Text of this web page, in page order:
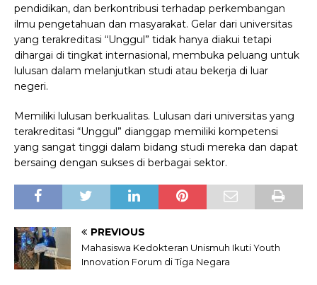
pendidikan, dan berkontribusi terhadap perkembangan
ilmu pengetahuan dan masyarakat. Gelar dari universitas
yang terakreditasi “Unggul” tidak hanya diakui tetapi
dihargai di tingkat internasional, membuka peluang untuk
lulusan dalam melanjutkan studi atau bekerja di luar
negeri.
Memiliki lulusan berkualitas. Lulusan dari universitas yang
terakreditasi “Unggul” dianggap memiliki kompetensi
yang sangat tinggi dalam bidang studi mereka dan dapat
bersaing dengan sukses di berbagai sektor.
PREVIOUS
Mahasiswa Kedokteran Unismuh Ikuti Youth
Innovation Forum di Tiga Negara